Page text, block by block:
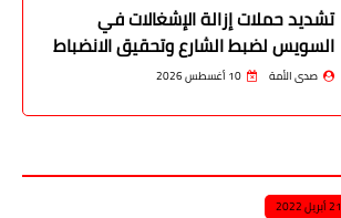
تشديد حملات إزالة الإشغالات في
السويس لضبط الشارع وتحقيق الانضباط
صدى الأمة 10 أغسطس 2026
21 أبريل 2022